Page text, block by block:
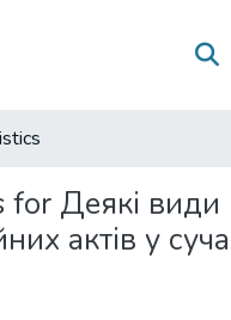
for Деякі види
актів у